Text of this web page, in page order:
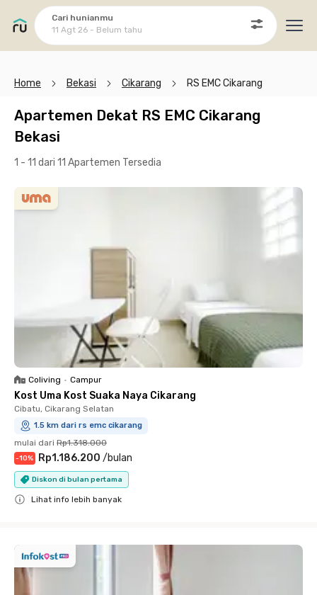
Cari hunianmu
11 Agt 26 - Belum tahu
Home Bekasi Cikarang RS EMC Cikarang
Apartemen Dekat RS EMC Cikarang
Bekasi
1 - 11 dari 11 Apartemen Tersedia
Coliving • Campur
Kost Uma Kost Suaka Naya Cikarang
Cibatu, Cikarang Selatan
1.5 km dari rs emc cikarang
mulai dari Rp1.318.000
-10% Rp1.186.200 /bulan
Diskon di bulan pertama
Lihat info lebih banyak